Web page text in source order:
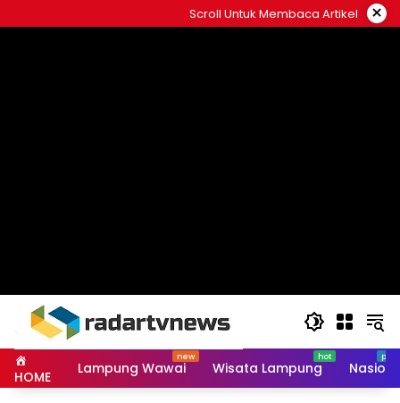
to
Scroll Untuk Membaca Artikel ×
HOME Lampung Wawai Wisata Lampung